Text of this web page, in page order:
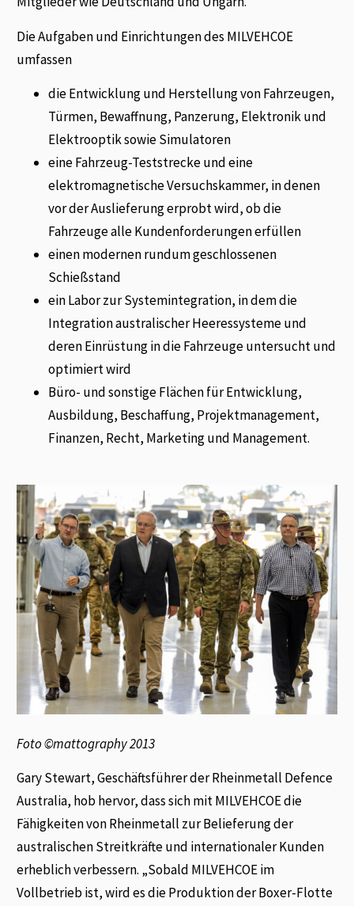
Die Aufgaben und Einrichtungen des MILVEHCOE
umfassen
die Entwicklung und Herstellung von Fahrzeugen,
Türmen, Bewaffnung, Panzerung, Elektronik und
Elektrooptik sowie Simulatoren
eine Fahrzeug-Teststrecke und eine
elektromagnetische Versuchskammer, in denen
vor der Auslieferung erprobt wird, ob die
Fahrzeuge alle Kundenforderungen erfüllen
einen modernen rundum geschlossenen
Schießstand
ein Labor zur Systemintegration, in dem die
Integration australischer Heeressysteme und
deren Einrüstung in die Fahrzeuge untersucht und
optimiert wird
Büro- und sonstige Flächen für Entwicklung,
Ausbildung, Beschaffung, Projektmanagement,
Finanzen, Recht, Marketing und Management.
Foto ©mattography 2013
Gary Stewart, Geschäftsführer der Rheinmetall Defence
Australia, hob hervor, dass sich mit MILVEHCOE die
Fähigkeiten von Rheinmetall zur Belieferung der
australischen Streitkräfte und internationaler Kunden
erheblich verbessern. „Sobald MILVEHCOE im
Vollbetrieb ist, wird es die Produktion der Boxer-Flotte